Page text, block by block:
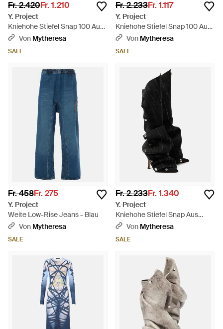
Fr. 2.420Fr. 1.210
Y. Project
Kniehohe Stiefel Snap 100 Aus
Leder - Schwarz
Von Mytheresa
SALE
Fr. 2.233Fr. 1.117
Y. Project
Kniehohe Stiefel Snap 100 Aus
Leder - Schwarz
Von Mytheresa
SALE
Fr. 458Fr. 275
Y. Project
Weite Low-Rise Jeans - Blau
Von Mytheresa
SALE
Fr. 2.233Fr. 1.340
Y. Project
Kniehohe Stiefel Snap Aus
Denim - Schwarz
Von Mytheresa
SALE